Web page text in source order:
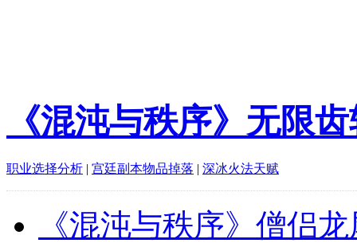
《混沌与秩序》无限
职业选择分析 | 宫廷副本物品掉落 | 深冰火法天赋
《混沌与秩序》僧侣